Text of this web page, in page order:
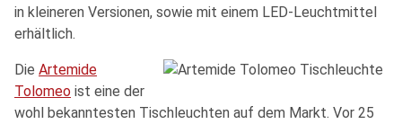
in kleineren Versionen, sowie mit einem LED-Leuchtmittel
erhältlich.
Die Artemide
Tolomeo ist eine der
wohl bekanntesten Tischleuchten auf dem Markt. Vor 25